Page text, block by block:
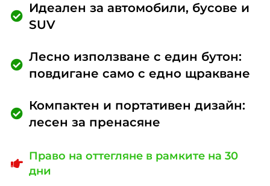
Идеален за автомобили, бусове и
SUV
Лесно използване с един бутон:
повдигане само с едно щракване
Компактен и портативен дизайн:
лесен за пренасяне
Право на оттегляне в рамките на 30
дни